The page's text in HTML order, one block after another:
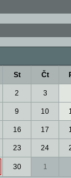
St Čt
2 3
9 10
16 17
23 24
30 1